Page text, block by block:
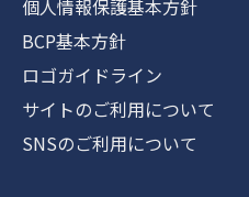
個人情報保護基本方針
BCP基本方針
ロゴガイドライン
サイトのご利用について
SNSのご利用について